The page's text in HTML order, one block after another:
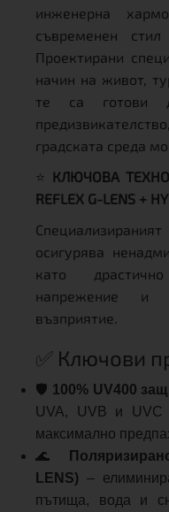
инженерна
съвременен
Проектирани
начин на живот,
те са готови
градската среда
⭐ КЛЮЧОВА
REFLEX G-LENS +
осигурява
като
напрежение и
възприятие.
✅ Ключови
🛡️ 100% UV400
UVA, UVB и UVC
максимално
🌊
LENS) –
пътища, вода и